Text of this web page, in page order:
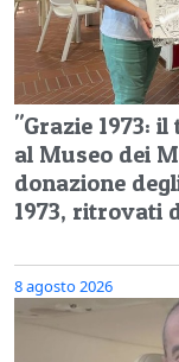
"Grazie 1973:
al Museo dei
donazione
1973, ritrovati
8 agosto 2026